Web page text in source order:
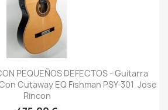
PEQUEÑOS DEFECTOS - Guitarra
Cutaway EQ Fishman PSY-301  Jose
Rincon